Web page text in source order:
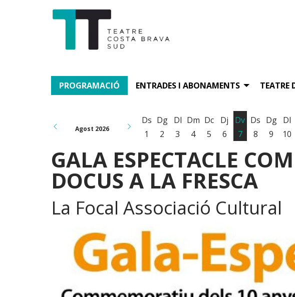
PROGRAMACIÓ ENTRADES I ABONAMENTS TEATRE
Agost 2026
Ds
1
Dg
2
Dl
3
Dm
4
Dc
5
Dj
6
Dv
7
Ds
8
Dg
9
Dl
10
GALA ESPECTACLE
DOCUS A LA FRESCA
La Focal Associació Cultural